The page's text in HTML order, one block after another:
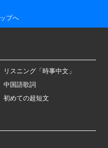
プへ
リスニング「時事中文」
中国語歌詞
初めての超短文